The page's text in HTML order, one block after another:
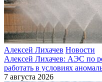
Алексей Лихачев Новости
Алексей Лихачев: АЭС по
работать в условиях
7 августа 2026